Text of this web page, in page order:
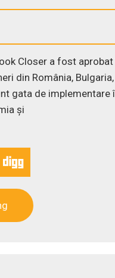
Closer a fost
din România,
gata de implementare
și